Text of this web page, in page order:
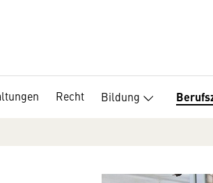
Recht Bildung